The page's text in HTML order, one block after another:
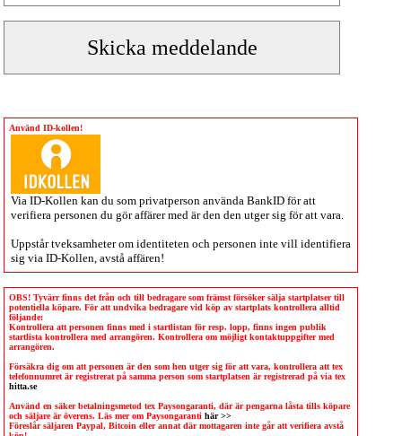
Använd ID-kollen!
Via ID-Kollen kan du som privatperson använda BankID för att
verifiera personen du gör affärer med är den den utger sig för att vara.
Uppstår tveksamheter om identiteten och personen inte vill identifiera
sig via ID-Kollen , avstå affären!
OBS! Tyvärr finns det från och till bedragare som främst försöker sälja startplatser till
potentiella köpare. För att undvika bedragare vid köp av startplats kontrollera alltid
följande:
Kontrollera att personen finns med i startlistan för resp. lopp, finns ingen publik
startlista kontrollera med arrangören. Kontrollera om möjligt kontaktuppgifter med
arrangören.
Försäkra dig om att personen är den som hen utger sig för att vara, kontrollera att tex
telefonnumret är registrerat på samma person som startplatsen är registrerad på via tex
hitta.se
Använd en säker betalningsmetod tex Paysongaranti, där är pengarna låsta tills köpare
och säljare är överens. Läs mer om Paysongaranti här >>
Föreslår säljaren Paypal, Bitcoin eller annat där mottagaren inte går att verifiera avstå